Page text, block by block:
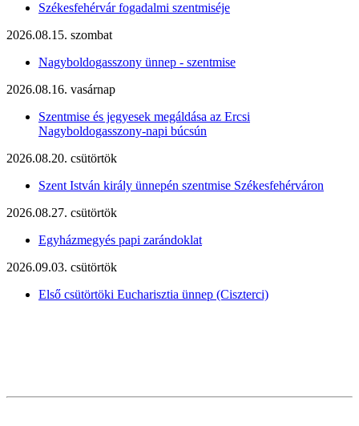
Székesfehérvár fogadalmi szentmiséje
2026.08.15. szombat
Nagyboldogasszony ünnep - szentmise
2026.08.16. vasárnap
Szentmise és jegyesek megáldása az Ercsi
Nagyboldogasszony-napi búcsún
2026.08.20. csütörtök
Szent István király ünnepén szentmise Székesfehérváron
2026.08.27. csütörtök
Egyházmegyés papi zarándoklat
2026.09.03. csütörtök
Első csütörtöki Eucharisztia ünnep (Ciszterci)